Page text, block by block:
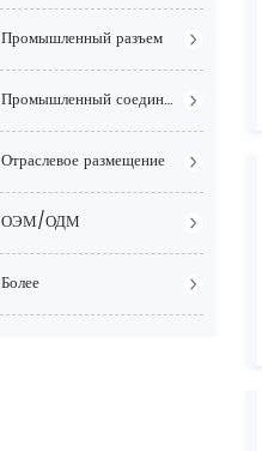
Промышленный разъем
Промышленный соединитель
Отраслевое размещение
ОЭМ/ОДМ
Более